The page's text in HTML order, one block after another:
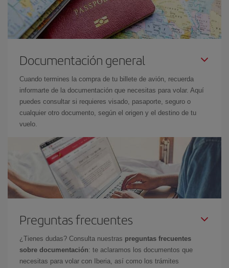
Documentación general
Cuando termines la compra de tu billete de avión, recuerda
informarte de la documentación que necesitas para volar. Aquí
puedes consultar si requieres visado, pasaporte, seguro o
cualquier otro documento, según el origen y el destino de tu
vuelo.
Preguntas frecuentes
¿Tienes dudas? Consulta nuestras preguntas frecuentes
sobre documentación: te aclaramos los documentos que
necesitas para volar con Iberia, así como los trámites